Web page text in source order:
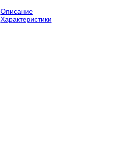
Описание
Характеристики